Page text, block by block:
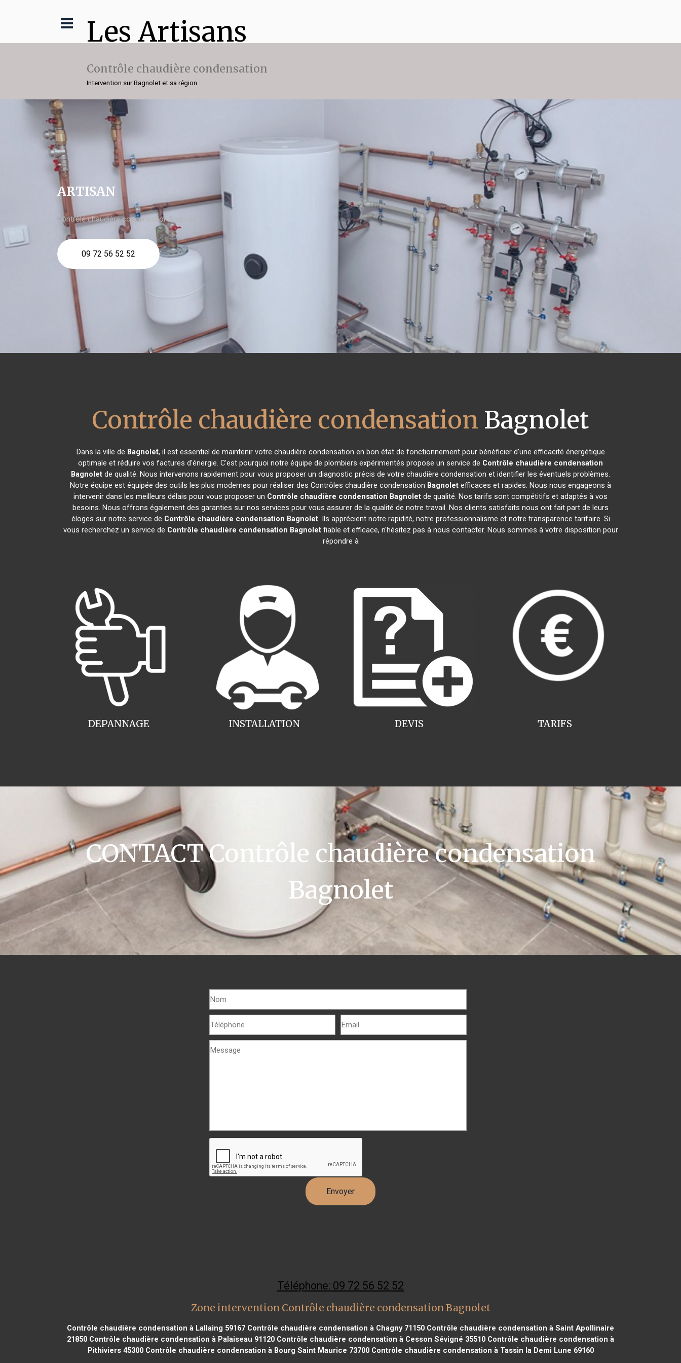
Les Artisans
Contrôle chaudière condensation
Intervention sur Bagnolet et sa région
ARTISAN
Contrôle chaudière condensation Bagnolet
09 72 56 52 52
Contrôle chaudière condensation Bagnolet
Dans la ville de Bagnolet, il est essentiel de maintenir votre chaudière condensation en bon état de fonctionnement pour bénéficier d'une efficacité énergétique
optimale et réduire vos factures d'énergie. C'est pourquoi notre équipe de plombiers expérimentés propose un service de Contrôle chaudière condensation
Bagnolet de qualité. Nous intervenons rapidement pour vous proposer un diagnostic précis de votre chaudière condensation et identifier les éventuels problèmes.
Notre équipe est équipée des outils les plus modernes pour réaliser des Contrôles chaudière condensation Bagnolet efficaces et rapides. Nous nous engageons à
intervenir dans les meilleurs délais pour vous proposer un Contrôle chaudière condensation Bagnolet de qualité. Nos tarifs sont compétitifs et adaptés à vos
besoins. Nous offrons également des garanties sur nos services pour vous assurer de la qualité de notre travail. Nos clients satisfaits nous ont fait part de leurs
éloges sur notre service de Contrôle chaudière condensation Bagnolet. Ils apprécient notre rapidité, notre professionnalisme et notre transparence tarifaire. Si
vous recherchez un service de Contrôle chaudière condensation Bagnoletfiable et efficace, n'hésitez pas à nous contacter. Nous sommes à votre disposition pour
répondre à
INSTALLATION
DEPANNAGE TARIFS
DEVIS
CONTACT Contrôle chaudière condensation
Bagnolet
Téléphone: 09 72 56 52 52
Zone intervention Contrôle chaudière condensation Bagnolet
Contrôle chaudière condensation à Lallaing 59167 Contrôle chaudière condensation à Chagny 71150 Contrôle chaudière condensation à Saint Apollinaire
21850 Contrôle chaudière condensation à Palaiseau 91120 Contrôle chaudière condensation à Cesson Sévigné 35510 Contrôle chaudière condensation à
Pithiviers 45300Contrôle chaudière condensation à Bourg Saint Maurice 73700Contrôle chaudière condensation à Tassin la Demi Lune 69160